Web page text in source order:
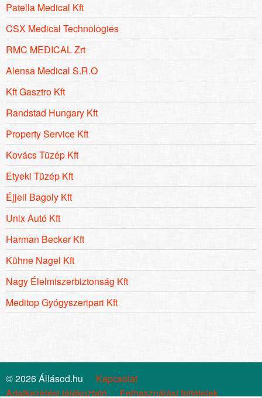
Patella Medical Kft
CSX Medical Technologies
RMC MEDICAL Zrt
Alensa Medical S.R.O
Kft Gasztro Kft
Randstad Hungary Kft
Property Service Kft
Kovács Tüzép Kft
Etyeki Tüzép Kft
Éjjeli Bagoly Kft
Unix Autó Kft
Harman Becker Kft
Kühne Nagel Kft
Nagy Élelmiszerbiztonság Kft
Meditop Gyógyszeripari Kft
© 2026 Állásod.hu
Kapcsolat
Adatkezelési tájékoztató
Felhasználási feltételek